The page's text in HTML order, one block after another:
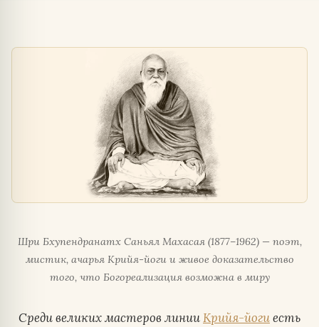
Шри Бхупендранатх Саньял Махасая (1877–1962) — поэт,
мистик, ачарья Крийя-йоги и живое доказательство
того, что Богореализация возможна в миру
Среди великих мастеров линииКрийя-йогиесть